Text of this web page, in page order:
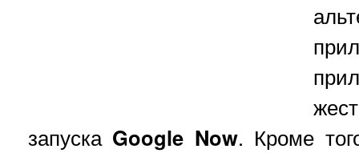
запуска Google Now. Кроме